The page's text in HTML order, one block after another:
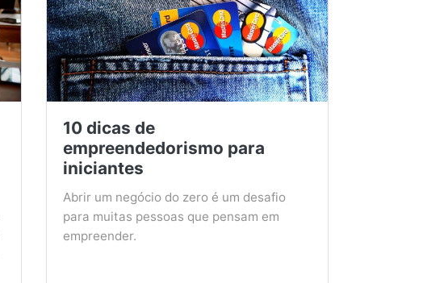
10 dicas de
empreendedorismo para
iniciantes
Abrir um negócio do zero é um desafio
para muitas pessoas que pensam em
empreender.